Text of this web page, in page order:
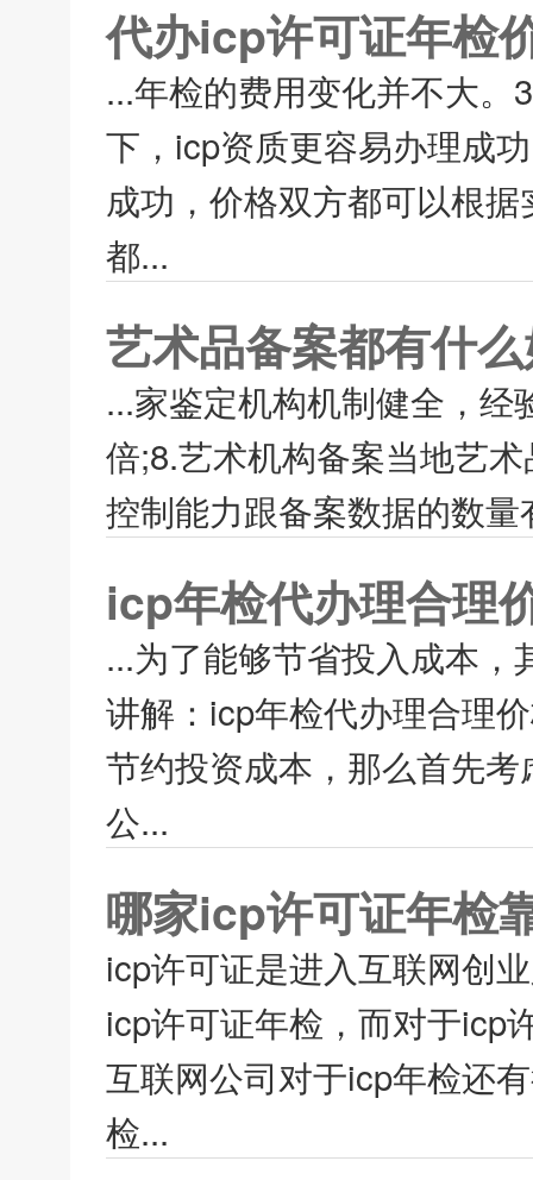
代办icp许可证年检
...年检的费用变化并不大
下，icp资质更容易办理成
成功，价格双方都可以根
都...
艺术品备案都有什
...家鉴定机构机制健全，
倍;8.艺术机构备案当地艺
控制能力跟备案数据的数
icp年检代办理合理
...为了能够节省投入成本
讲解：icp年检代办理合理
节约投资成本，那么首先
公...
哪家icp许可证年检
icp许可证是进入互联网创
icp许可证年检，而对于icp
互联网公司对于icp年检还
检...